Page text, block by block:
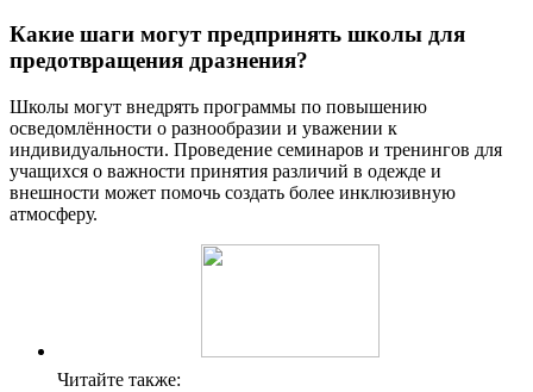
Какие шаги могут предпринять школы для
предотвращения дразнения?
Школы могут внедрять программы по повышению
осведомлённости о разнообразии и уважении к
индивидуальности. Проведение семинаров и тренингов для
учащихся о важности принятия различий в одежде и
внешности может помочь создать более инклюзивную
атмосферу.
Читайте также: